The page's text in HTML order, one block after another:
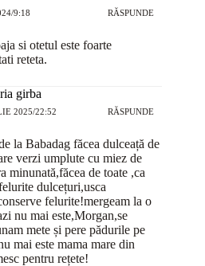
9:18 RĂSPUNDE
si otetul este foarte
reteta.
girba
2025/22:52 RĂSPUNDE
la Babadag făcea dulceață de
verzi umplute cu miez de
minunată,făcea de toate ,ca
dulcețuri,usca
felurite!mergeam la o
nu mai este,Morgan,se
mete și pere pădurile pe
mai este mama mare din
pentru rețete!